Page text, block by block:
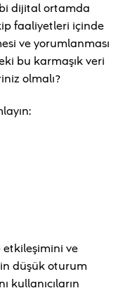
dijital ortamda
faaliyetleri içinde
ve yorumlanması
bu karmaşık veri
olmalı?
etkileşimini ve
düşük oturum
kullanıcıların